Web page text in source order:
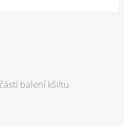
balení kšiltu